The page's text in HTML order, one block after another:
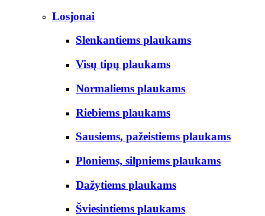
Losjonai
Slenkantiems plaukams
Visų tipų plaukams
Normaliems plaukams
Riebiems plaukams
Sausiems, pažeistiems plaukams
Ploniems, silpniems plaukams
Dažytiems plaukams
Šviesintiems plaukams